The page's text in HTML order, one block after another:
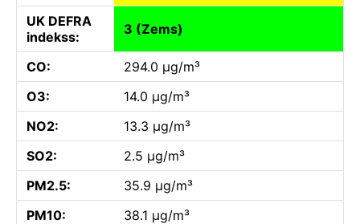
UK DEFRA
indekss:
3 (Zems)
CO:
294.0 µg/m³
O3:
14.0 µg/m³
NO2:
13.3 µg/m³
SO2:
2.5 µg/m³
PM2.5:
35.9 µg/m³
PM10:
38.1 µg/m³